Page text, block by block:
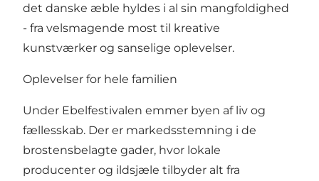
det danske æble hyldes i al sin mangfoldighed
- fra velsmagende most til kreative
kunstværker og sanselige oplevelser.
Oplevelser for hele familien
Under Ebelfestivalen emmer byen af liv og
fællesskab. Der er markedsstemning i de
brostensbelagte gader, hvor lokale
producenter og ildsjæle tilbyder alt fra